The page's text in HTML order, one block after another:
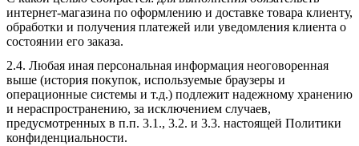
интернет-магазина по оформлению и доставке товара клиенту,
обработки и получения платежей или уведомления клиента о
состоянии его заказа.
2.4. Любая иная персональная информация неоговоренная
выше (история покупок, используемые браузеры и
операционные системы и т.д.) подлежит надежному хранению
и нераспространению, за исключением случаев,
предусмотренных в п.п. 3.1., 3.2. и 3.3. настоящей Политики
конфиденциальности.